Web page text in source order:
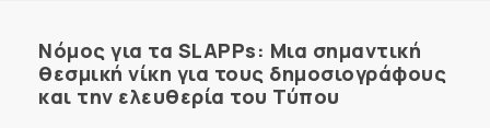
Νόμος για τα SLAPPs: Μια σημαντική
θεσμική νίκη για τους δημοσιογράφους
και την ελευθερία του Τύπου